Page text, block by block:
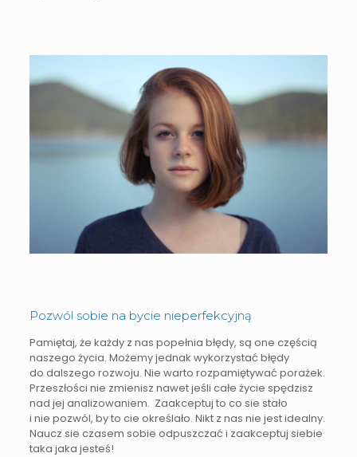
Pozwól sobie na bycie nieperfekcyjną
Pamiętaj, że każdy z nas popełnia błędy, są one częścią
naszego życia. Możemy jednak wykorzystać błędy
do dalszego rozwoju. Nie warto rozpamiętywać porażek.
Przeszłości nie zmienisz nawet jeśli całe życie spędzisz
nad jej analizowaniem. Zaakceptuj to co sie stało
i nie pozwól, by to cie określało. Nikt z nas nie jest idealny.
Naucz sie czasem sobie odpuszczać i zaakceptuj siebie
taka jaka jesteś!